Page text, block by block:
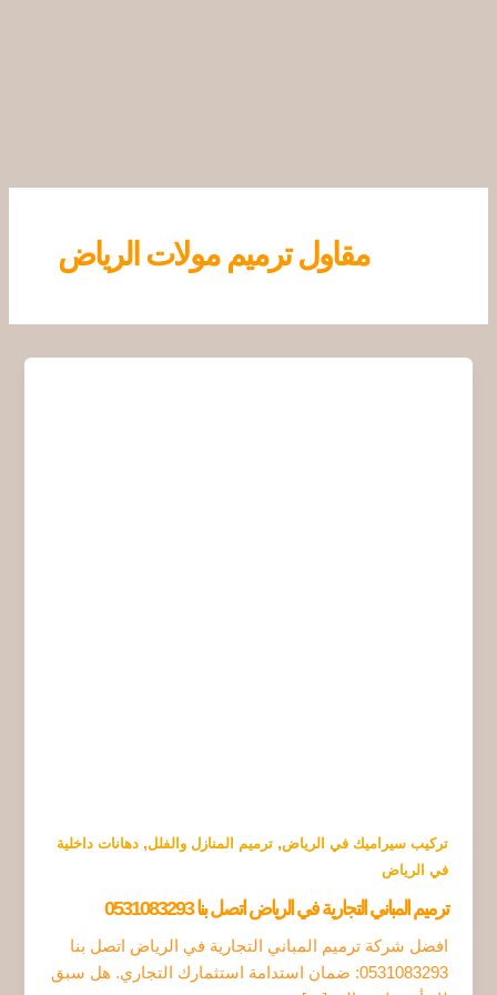
مقاول ترميم مولات الرياض
تركيب سيراميك في الرياض,ترميم المنازل والفلل,دهانات داخلية
في الرياض
ترميم المباني التجارية في الرياض اتصل بنا 0531083293
افضل شركة ترميم المباني التجارية في الرياض اتصل بنا
0531083293: ضمان استدامة استثمارك التجاري. هل سبق